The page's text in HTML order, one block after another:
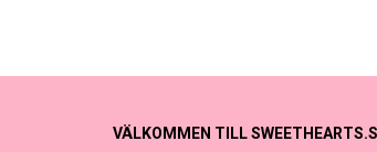
VÄLKOMMEN TILL